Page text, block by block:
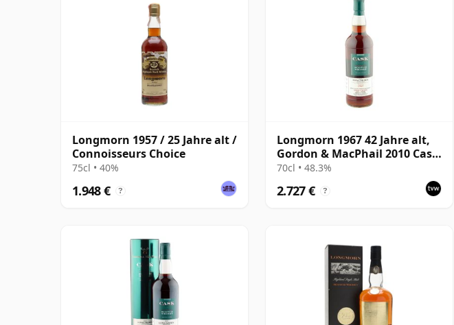
Longmorn 1957 / 25 Jahre alt /
Connoisseurs Choice
75cl • 40%
1.948 € ?
Longmorn 1967 42 Jahre alt,
Gordon & MacPhail 2010 Cask
Strength
70cl • 48.3%
2.727 € ?